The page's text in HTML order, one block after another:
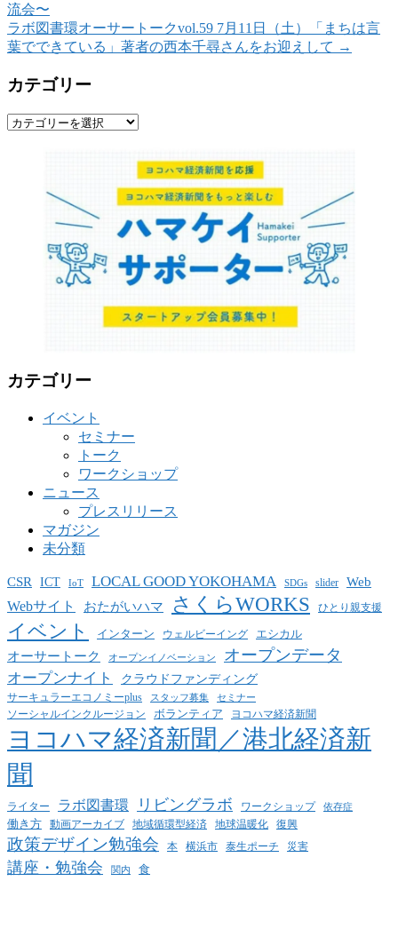
流会〜
ラボ図書環オーサートークvol.59 7月11日（土）「まちは言
葉でできている」著者の西本千尋さんをお迎えして →
カテゴリー
カ
カテゴリー
イベント
セミナー
トーク
ワークショップ
ニュース
プレスリリース
マガジン
未分類
CSR ICT IoT LOCAL GOOD YOKOHAMA SDGs slider Web
Webサイト おたがいハマ さくらWORKS ひとり親支援
イベント インターン ウェルビーイング エシカル
オーサートーク オープンイノベーション オープンデータ
オープンナイト クラウドファンディング
サーキュラーエコノミーplus スタッフ募集 セミナー
ソーシャルインクルージョン ボランティア ヨコハマ経済新聞
ヨコハマ経済新聞／港北経済新
聞
ライター ラボ図書環 リビングラボ ワークショップ 依存症
働き方 動画アーカイブ 地域循環型経済 地球温暖化 復興
政策デザイン勉強会 本 横浜市 泰生ポーチ 災害
講座・勉強会 関内 食